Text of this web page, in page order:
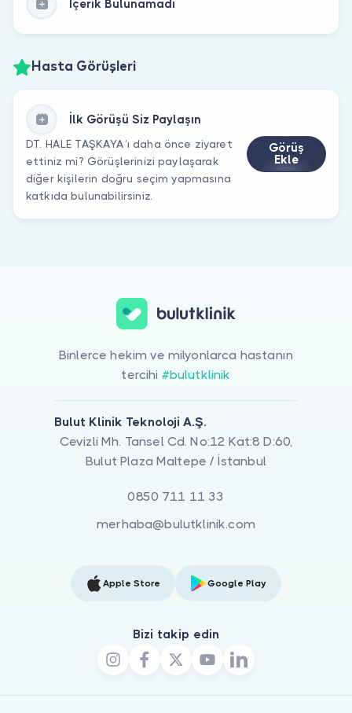
İçerik Bulunamadı
Hasta Görüşleri
İlk Görüşü Siz Paylaşın
DT. HALE TAŞKAYA’ı daha önce ziyaret
ettiniz mi? Görüşlerinizi paylaşarak
diğer kişilerin doğru seçim yapmasına
katkıda bulunabilirsiniz.
Görüş
Ekle
Binlerce hekim ve milyonlarca hastanın
tercihi #bulutklinik
Bulut Klinik Teknoloji A.Ş.
Cevizli Mh. Tansel Cd. No:12 Kat:8 D:60,
Bulut Plaza Maltepe / İstanbul
0850 711 11 33
merhaba@bulutklinik.com
Apple Store Google Play
Bizi takip edin